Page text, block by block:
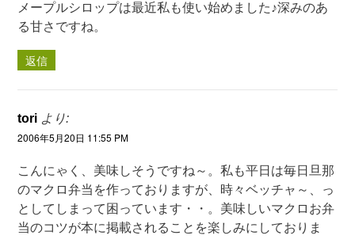
メープルシロップは最近私も使い始めました♪深みのあ
る甘さですね。
返信
tori より:
2006年5月20日 11:55 PM
こんにゃく、美味しそうですね～。私も平日は毎日旦那
のマクロ弁当を作っておりますが、時々ベッチャ～、っ
としてしまって困っています・・。美味しいマクロお弁
当のコツが本に掲載されることを楽しみにしておりま